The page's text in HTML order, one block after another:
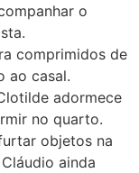
o
comprimidos de
ao casal.
adormece
no quarto.
objetos na
ainda